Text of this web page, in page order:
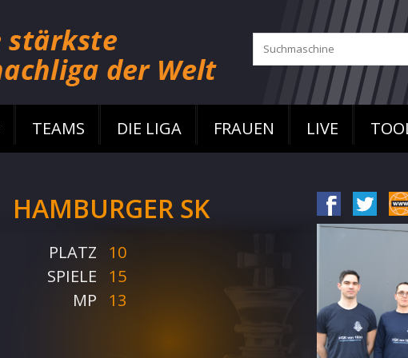
TEAMS DIE LIGA FRAUEN LIVE
HAMBURGER SK
PLATZ
10
SPIELE
15
MP
13